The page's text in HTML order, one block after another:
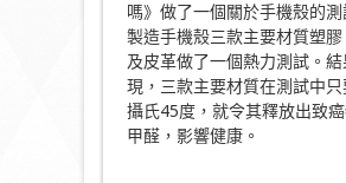
嗎》做了一個關於手機殼的
製造手機殼三款主要材質塑膠
及皮革做了一個熱力測試。結
現，三款主要材質在測試中只
攝氏45度，就令其釋放出致
甲醛，影響健康。